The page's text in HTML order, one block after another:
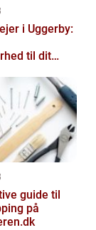
i Uggerby:
til dit
guide til
på